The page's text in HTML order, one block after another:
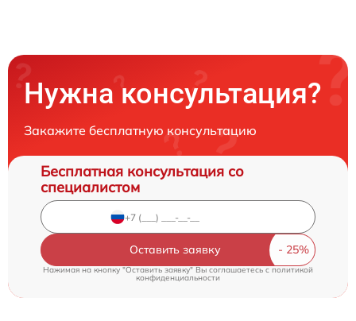
Нужна консультация?
Закажите бесплатную консультацию
Бесплатная консультация со
специалистом
Оставить заявку
Нажимая на кнопку "Оставить заявку" Вы соглашаетесь c политикой
конфиденциальности